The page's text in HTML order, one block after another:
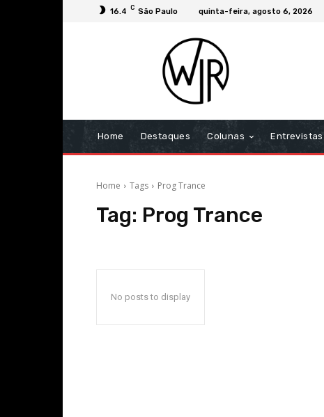
16.4 C São Paulo quinta-feira, agosto 6, 2026
Home Destaques Colunas Entrevistas
Home Tags Prog Trance
Tag: Prog Trance
No posts to display